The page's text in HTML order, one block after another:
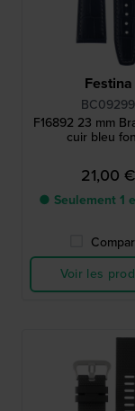
Festina
BC09299
F16892 23 mm
cuir bleu
21,00 €
● Seulement 1
Voir les